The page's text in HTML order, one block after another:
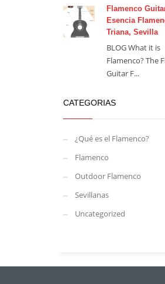
Flamenco
Esencia
Triana, Sevilla
BLOG What it is
Flamenco? The
Guitar F...
CATEGORIAS
¿Qué es el Flamenco?
Flamenco
Outdoor Flamenco
Sevillanas
Uncategorized